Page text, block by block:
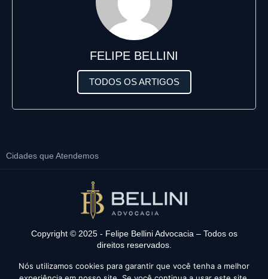
FELIPE BELLINI
TODOS OS ARTIGOS
Cidades que Atendemos
Copyright © 2025 - Felipe Bellini Advocacia – Todos os
direitos reservados.
Feito compela Baita Site -Criação de Sites
Nós utilizamos cookies para garantir que você tenha a melhor